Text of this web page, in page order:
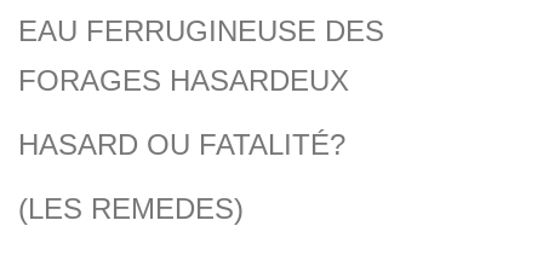
EAU FERRUGINEUSE DES
FORAGES HASARDEUX
HASARD OU FATALITÉ?
(LES REMEDES)